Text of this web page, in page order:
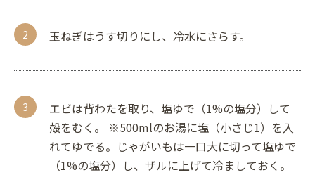
玉ねぎはうす切りにし、冷水にさらす。
エビは背わたを取り、塩ゆで（1%の塩分）して
殻をむく。 ※500mlのお湯に塩（小さじ1）を入
れてゆでる。じゃがいもは一口大に切って塩ゆで
（1%の塩分）し、ザルに上げて冷ましておく。